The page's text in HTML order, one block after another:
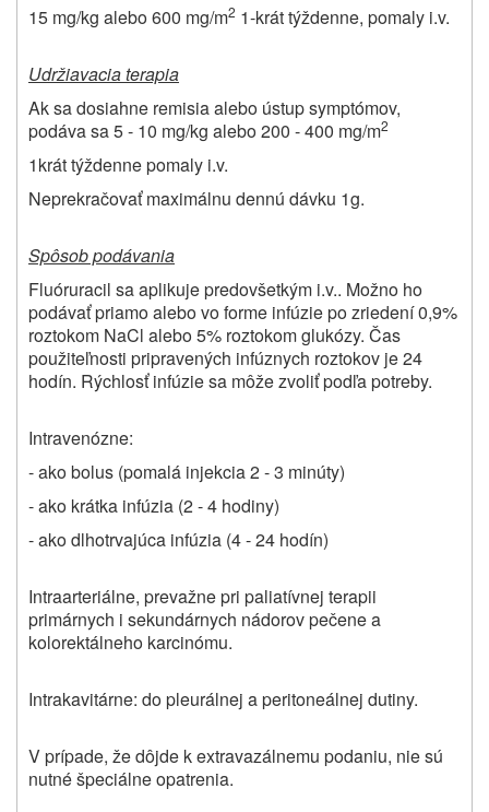
15 mg/kg alebo 600 mg/m2 1-krát týždenne, pomaly i.v.
Udržiavacia terapia
Ak sa dosiahne remisia alebo ústup symptómov,
podáva sa 5 - 10 mg/kg alebo 200 - 400 mg/m2
1krát týždenne pomaly i.v.
Neprekračovať maximálnu dennú dávku 1g.
Spôsob podávania
Fluóruracil sa aplikuje predovšetkým i.v.. Možno ho
podávať priamo alebo vo forme infúzie po zriedení 0,9%
roztokom NaCl alebo 5% roztokom glukózy. Čas
použiteľnosti pripravených infúznych roztokov je 24
hodín. Rýchlosť infúzie sa môže zvoliť podľa potreby.
Intravenózne:
- ako bolus (pomalá injekcia 2 - 3 minúty)
- ako krátka infúzia (2 - 4 hodiny)
- ako dlhotrvajúca infúzia (4 - 24 hodín)
Intraarteriálne, prevažne pri paliatívnej terapii
primárnych i sekundárnych nádorov pečene a
kolorektálneho karcinómu.
Intrakavitárne: do pleurálnej a peritoneálnej dutiny.
V prípade, že dôjde k extravazálnemu podaniu, nie sú
nutné špeciálne opatrenia.